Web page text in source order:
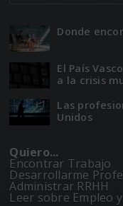
Donde
El Paí­­s
a la crisis
Las
Unidos
Quiero...
Encontrar Trabajo
Desarrollarme
Administrar RRHH
Leer sobre Empleo y